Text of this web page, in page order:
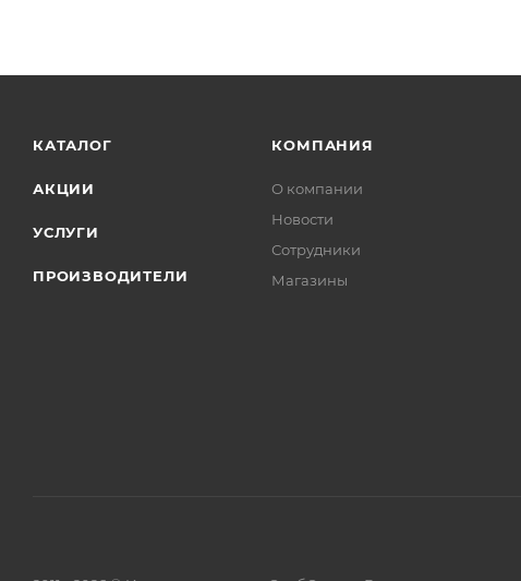
КАТАЛОГ
АКЦИИ
УСЛУГИ
ПРОИЗВОДИТЕЛИ
КОМПАНИЯ
О компании
Новости
Сотрудники
Магазины